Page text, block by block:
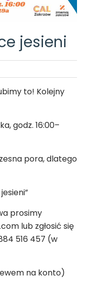
jesieni
to! Kolejny
godz. 16:00–
pora, dlatego
prosimy
lub zgłosić się
516 457 (w
na konto)
25.10